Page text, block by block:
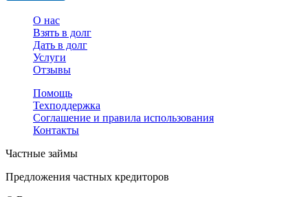
О нас
Взять в долг
Дать в долг
Услуги
Отзывы
Помощь
Техподдержка
Соглашение и правила использования
Контакты
Частные займы
Предложения частных кредиторов